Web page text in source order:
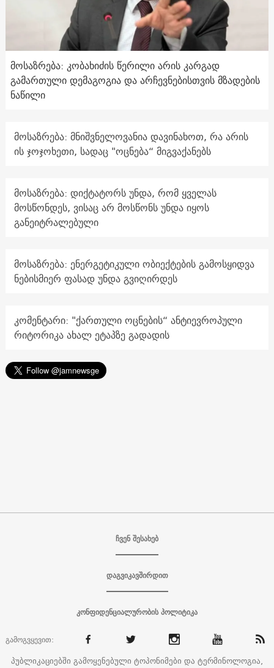
მოსაზრება: კობახიძის წერილი არის კარგად
გამართული დემაგოგია და არჩევნებისთვის მზადების
ნაწილი
მოსაზრება: მნიშვნელოვანია დავინახოთ, რა არის
ის ჯოჯოხეთი, სადაც "ოცნება“ მიგვაქანებს
მოსაზრება: დიქტატორს უნდა, რომ ყველას
მოსწონდეს, ვისაც არ მოსწონს უნდა იყოს
განეიტრალებული
მოსაზრება: ენერგეტიკული ობიექტების გამოსყიდვა
ნებისმიერ ფასად უნდა გვიღირდეს
კომენტარი: "ქართული ოცნების“ ანტიევროპული
რიტორიკა ახალ ეტაპზე გადადის
ჩვენ შესახებ
დაგვიკავშირდით
კონფიდენციალურობის პოლიტიკა
გამოგვყევით:
პუბლიკაციებში გამოყენებული ტოპონიმები და ტერმინოლოგია,